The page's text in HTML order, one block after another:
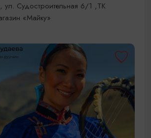
ул. Судостроительная 6/1 ,ТК
«Майку»